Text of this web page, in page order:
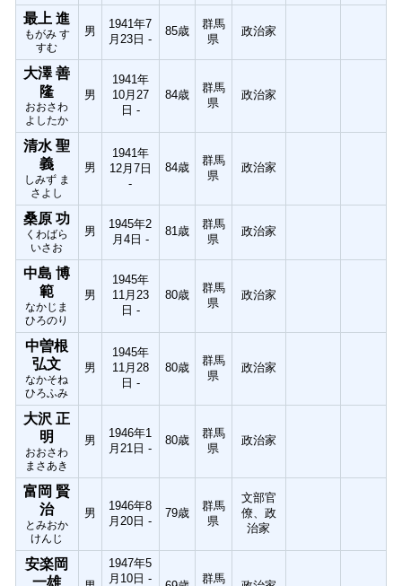
最上 進
もがみ す
すむ
男
1941年7
月23日 -
85歳
群馬
県
政治家
大澤 善
隆
おおさわ
よしたか
男
1941年
10月27
日 -
84歳
群馬
県
政治家
清水 聖
義
しみず ま
さよし
男
1941年
12月7日
-
84歳
群馬
県
政治家
桑原 功
くわばら
いさお
男
1945年2
月4日 -
81歳
群馬
県
政治家
中島 博
範
なかじま
ひろのり
男
1945年
11月23
日 -
80歳
群馬
県
政治家
中曽根
弘文
なかそね
ひろふみ
男
1945年
11月28
日 -
80歳
群馬
県
政治家
大沢 正
明
おおさわ
まさあき
男
1946年1
月21日 -
80歳
群馬
県
政治家
富岡 賢
治
とみおか
けんじ
男
1946年8
月20日 -
79歳
群馬
県
文部官
僚、政
治家
安楽岡
一雄
1947年5
月10日 -
群馬